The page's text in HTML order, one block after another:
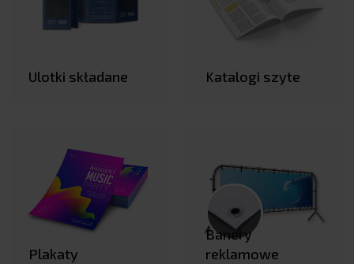
Ulotki składane Katalogi szyte
Plakaty
Banery
reklamowe